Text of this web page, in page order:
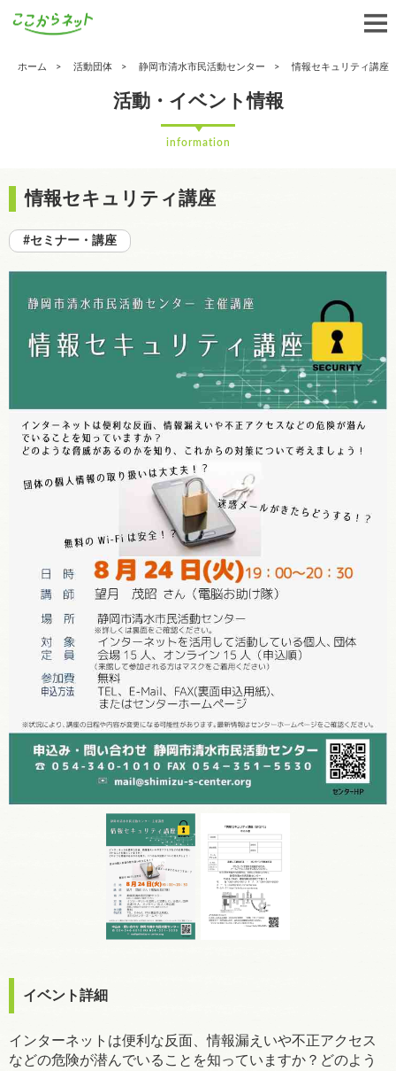
ホーム 活動団体 静岡市清水市民活動センター 情報セキュリティ講座
活動・イベント情報
information
情報セキュリティ講座
#セミナー・講座
イベント詳細
インターネットは便利な反面、情報漏えいや不正アクセス
などの危険が潜んでいることを知っていますか？どのよう